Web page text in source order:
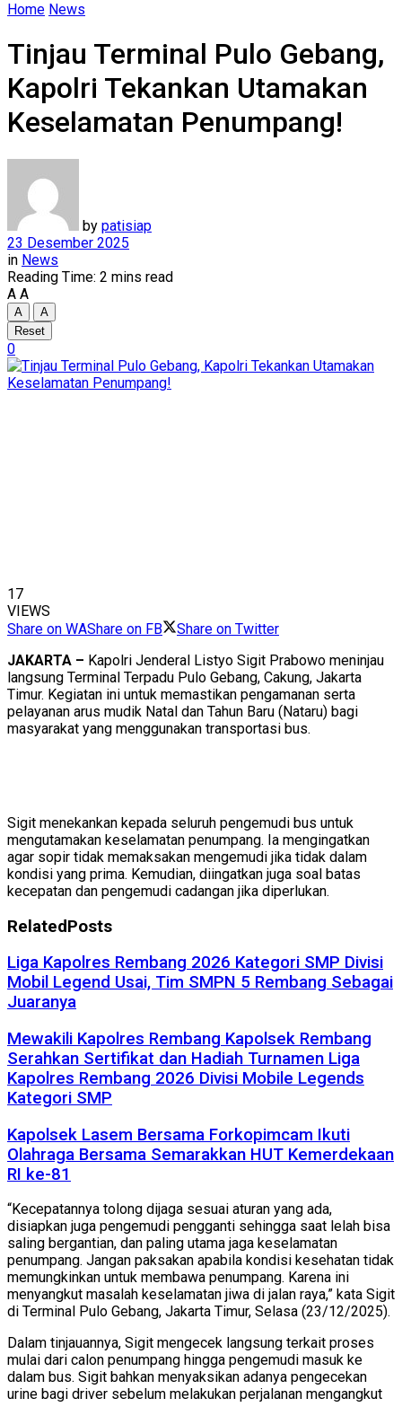
Home News
Tinjau Terminal Pulo Gebang,
Kapolri Tekankan Utamakan
Keselamatan Penumpang!
by patisiap
23 Desember 2025
in News
Reading Time: 2 mins read
A A
A
A
Reset
0
17
VIEWS
Share on WAShare on FB
Share on Twitter
JAKARTA – Kapolri Jenderal Listyo Sigit Prabowo meninjau
langsung Terminal Terpadu Pulo Gebang, Cakung, Jakarta
Timur. Kegiatan ini untuk memastikan pengamanan serta
pelayanan arus mudik Natal dan Tahun Baru (Nataru) bagi
masyarakat yang menggunakan transportasi bus.
Sigit menekankan kepada seluruh pengemudi bus untuk
mengutamakan keselamatan penumpang. Ia mengingatkan
agar sopir tidak memaksakan mengemudi jika tidak dalam
kondisi yang prima. Kemudian, diingatkan juga soal batas
kecepatan dan pengemudi cadangan jika diperlukan.
RelatedPosts
Liga Kapolres Rembang 2026 Kategori SMP Divisi
Mobil Legend Usai, Tim SMPN 5 Rembang Sebagai
Juaranya
Mewakili Kapolres Rembang Kapolsek Rembang
Serahkan Sertifikat dan Hadiah Turnamen Liga
Kapolres Rembang 2026 Divisi Mobile Legends
Kategori SMP
Kapolsek Lasem Bersama Forkopimcam Ikuti
Olahraga Bersama Semarakkan HUT Kemerdekaan
RI ke-81
“Kecepatannya tolong dijaga sesuai aturan yang ada,
disiapkan juga pengemudi pengganti sehingga saat lelah bisa
saling bergantian, dan paling utama jaga keselamatan
penumpang. Jangan paksakan apabila kondisi kesehatan tidak
memungkinkan untuk membawa penumpang. Karena ini
menyangkut masalah keselamatan jiwa di jalan raya,” kata Sigit
di Terminal Pulo Gebang, Jakarta Timur, Selasa (23/12/2025).
Dalam tinjauannya, Sigit mengecek langsung terkait proses
mulai dari calon penumpang hingga pengemudi masuk ke
dalam bus. Sigit bahkan menyaksikan adanya pengecekan
urine bagi driver sebelum melakukan perjalanan mengangkut